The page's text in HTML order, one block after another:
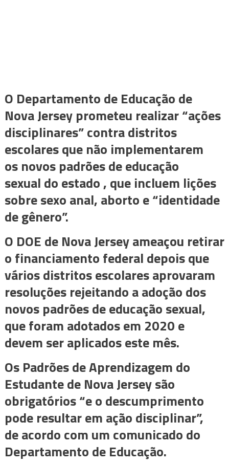
O Departamento de Educação de
Nova Jersey prometeu realizar “ações
disciplinares” contra distritos
escolares que não implementarem
os novos padrões de educação
sexual do estado , que incluem lições
sobre sexo anal, aborto e “identidade
de gênero”.
O DOE de Nova Jersey ameaçou retirar
o financiamento federal depois que
vários distritos escolares aprovaram
resoluções rejeitando a adoção dos
novos padrões de educação sexual,
que foram adotados em 2020 e
devem ser aplicados este mês.
Os Padrões de Aprendizagem do
Estudante de Nova Jersey são
obrigatórios “e o descumprimento
pode resultar em ação disciplinar”,
de acordo com um comunicado do
Departamento de Educação.